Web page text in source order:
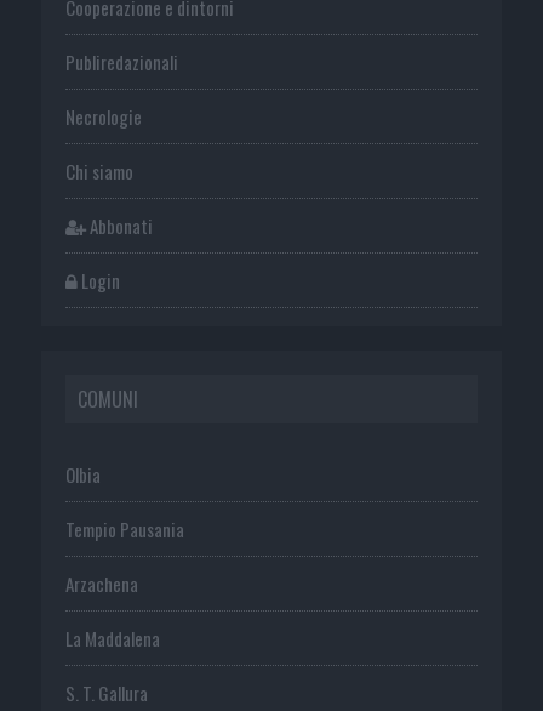
Cooperazione e dintorni
Publiredazionali
Necrologie
Chi siamo
Abbonati
Login
COMUNI
Olbia
Tempio Pausania
Arzachena
La Maddalena
S. T. Gallura